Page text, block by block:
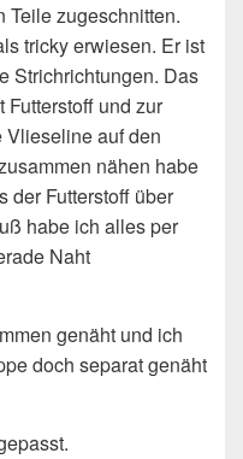
Teile zugeschnitten.
tricky erwiesen. Er ist
Strichrichtungen. Das
und zur
auf den
nähen habe
der Futterstoff über
habe ich alles per
Naht
genäht und ich
doch separat genäht